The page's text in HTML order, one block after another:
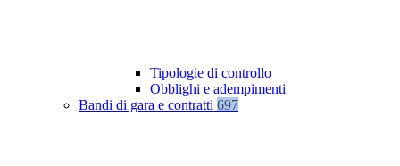
Tipologie di controllo
Obblighi e adempimenti
Bandi di gara e contratti 697